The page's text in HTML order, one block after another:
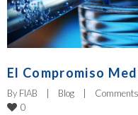
El Compromiso
By FIAB Blog
0